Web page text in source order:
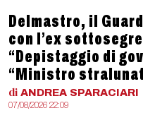
Delmastro, il
con l’ex
“Depistaggio di
“Ministro
di ANDREA SPARACIARI
07/08/2026 22:09